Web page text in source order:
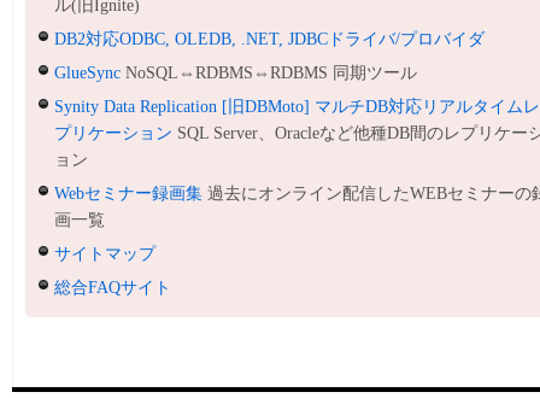
ル(旧Ignite)
DB2対応ODBC, OLEDB, .NET, JDBCドライバ/プロバイダ
GlueSync NoSQL⇔RDBMS⇔RDBMS 同期ツール
Synity Data Replication [旧DBMoto] マルチDB対応リアルタイムレ
プリケーション SQL Server、Oracleなど他種DB間のレプリケー
ョン
Webセミナー録画集 過去にオンライン配信したWEBセミナーの
画一覧
サイトマップ
総合FAQサイト